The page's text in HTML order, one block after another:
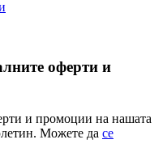
оферти и
и промоции на нашата
Можете да се